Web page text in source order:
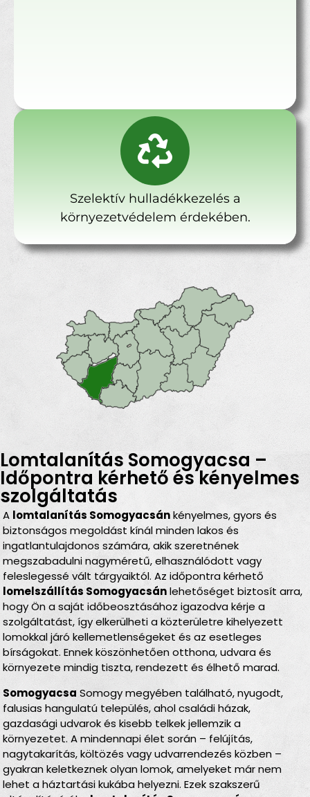
Szelektív hulladékkezelés a
környezetvédelem érdekében.
Lomtalanítás Somogyacsa –
Időpontra kérhető és kényelmes
szolgáltatás
A lomtalanítás Somogyacsánkényelmes, gyors és
biztonságos megoldást kínál minden lakos és
ingatlantulajdonos számára, akik szeretnének
megszabadulni nagyméretű, elhasználódott vagy
feleslegessé vált tárgyaiktól. Az időpontra kérhető
lomelszállítás Somogyacsánlehetőséget biztosít arra,
hogy Ön a saját időbeosztásához igazodva kérje a
szolgáltatást, így elkerülheti a közterületre kihelyezett
lomokkal járó kellemetlenségeket és az esetleges
bírságokat. Ennek köszönhetően otthona, udvara és
környezete mindig tiszta, rendezett és élhető marad.
Somogyacsa Somogy megyében található, nyugodt,
falusias hangulatú település, ahol családi házak,
gazdasági udvarok és kisebb telkek jellemzik a
környezetet. A mindennapi élet során – felújítás,
nagytakarítás, költözés vagy udvarrendezés közben –
gyakran keletkeznek olyan lomok, amelyeket már nem
lehet a háztartási kukába helyezni. Ezek szakszerű